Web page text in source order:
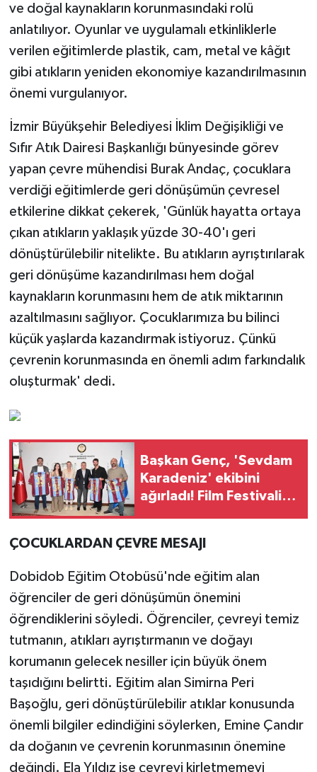
ve doğal kaynakların korunmasındaki rolü
anlatılıyor. Oyunlar ve uygulamalı etkinliklerle
verilen eğitimlerde plastik, cam, metal ve kâğıt
gibi atıkların yeniden ekonomiye kazandırılmasının
önemi vurgulanıyor.
İzmir Büyükşehir Belediyesi İklim Değişikliği ve
Sıfır Atık Dairesi Başkanlığı bünyesinde görev
yapan çevre mühendisi Burak Andaç, çocuklara
verdiği eğitimlerde geri dönüşümün çevresel
etkilerine dikkat çekerek, 'Günlük hayatta ortaya
çıkan atıkların yaklaşık yüzde 30-40'ı geri
dönüştürülebilir nitelikte. Bu atıkların ayrıştırılarak
geri dönüşüme kazandırılması hem doğal
kaynakların korunmasını hem de atık miktarının
azaltılmasını sağlıyor. Çocuklarımıza bu bilinci
küçük yaşlarda kazandırmak istiyoruz. Çünkü
çevrenin korunmasında en önemli adım farkındalık
oluşturmak' dedi.
Başkan Genç, 'Sevdam
Karadeniz' ekibini
ağırladı! Film Festivali
ÇOCUKLARDAN ÇEVRE MESAJI
Dobidob Eğitim Otobüsü'nde eğitim alan
öğrenciler de geri dönüşümün önemini
öğrendiklerini söyledi. Öğrenciler, çevreyi temiz
tutmanın, atıkları ayrıştırmanın ve doğayı
korumanın gelecek nesiller için büyük önem
taşıdığını belirtti. Eğitim alan Simirna Peri
Başoğlu, geri dönüştürülebilir atıklar konusunda
önemli bilgiler edindiğini söylerken, Emine Çandır
da doğanın ve çevrenin korunmasının önemine
değindi. Ela Yıldız ise çevreyi kirletmemeyi